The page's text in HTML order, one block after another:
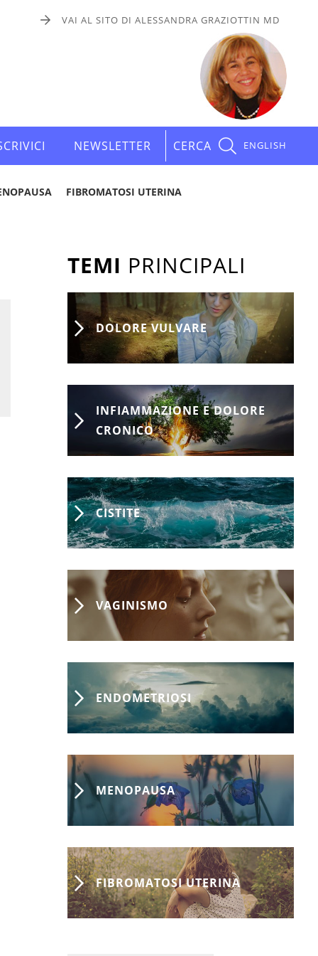
VAI AL SITO DI ALESSANDRA GRAZIOTTIN MD
NEWSLETTER CERCA ENGLISH
FIBROMATOSI UTERINA
TEMI PRINCIPALI
DOLORE VULVARE
INFIAMMAZIONE E DOLORE
CRONICO
CISTITE
VAGINISMO
ENDOMETRIOSI
MENOPAUSA
FIBROMATOSI UTERINA